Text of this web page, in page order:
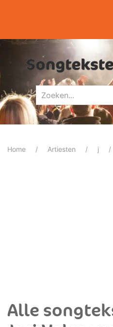
Home Artiesten j
Alle